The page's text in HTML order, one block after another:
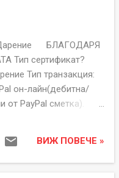
Дарение БЛАГОДАРЯ
сертификат?
Тип транзакция:
он-лайн(дебитна/
от PayPal сметка).
######
ВИЖ ПОВЕЧЕ »